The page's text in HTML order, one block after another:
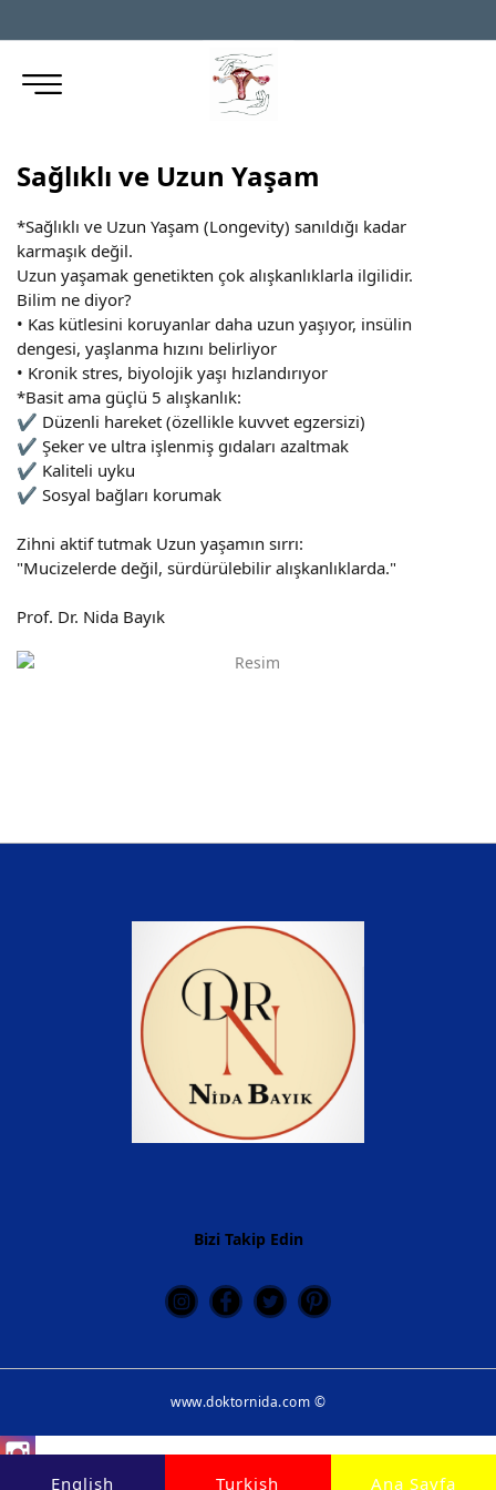
Sağlıklı ve Uzun Yaşam
*Sağlıklı ve Uzun Yaşam (Longevity) sanıldığı kadar
karmaşık değil.
Uzun yaşamak genetikten çok alışkanlıklarla ilgilidir.
Bilim ne diyor?
• Kas kütlesini koruyanlar daha uzun yaşıyor, insülin
dengesi, yaşlanma hızını belirliyor
• Kronik stres, biyolojik yaşı hızlandırıyor
*Basit ama güçlü 5 alışkanlık:
✔ Düzenli hareket (özellikle kuvvet egzersizi)
✔ Şeker ve ultra işlenmiş gıdaları azaltmak
✔ Kaliteli uyku
✔ Sosyal bağları korumak
Zihni aktif tutmak Uzun yaşamın sırrı:
"Mucizelerde değil, sürdürülebilir alışkanlıklarda."
Prof. Dr. Nida Bayık
English Turkish Ana Sayfa
Bizi Takip Edin
www.doktornida.com ©
Instagram